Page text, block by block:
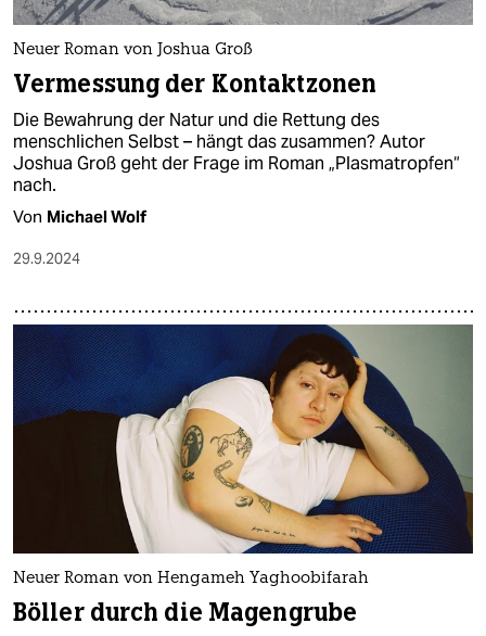
Neuer Roman von Joshua Groß
Vermessung der Kontaktzonen
Die Bewahrung der Natur und die Rettung des
menschlichen Selbst – hängt das zusammen? Autor
Joshua Groß geht der Frage im Roman „Plasmatropfen“
nach.
Von Michael Wolf
29.9.2024
Neuer Roman von Hengameh Yaghoobifarah
Böller durch die Magengrube